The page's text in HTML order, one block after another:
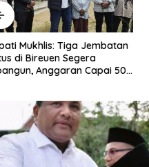
HUT Ke 53, Bank Aceh
Bireuen Kumpulkan 162
Darah